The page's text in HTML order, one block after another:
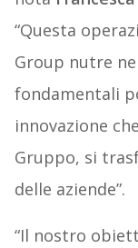
“Questa
Group nutre
fondamentali
innovazione
Gruppo, si
delle aziende”.
“Il nostro